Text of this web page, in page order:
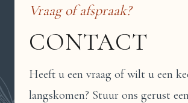
Vraag of afspraak?
CONTACT
Heeft u een vraag of wilt u een
langskomen? Stuur ons gerust